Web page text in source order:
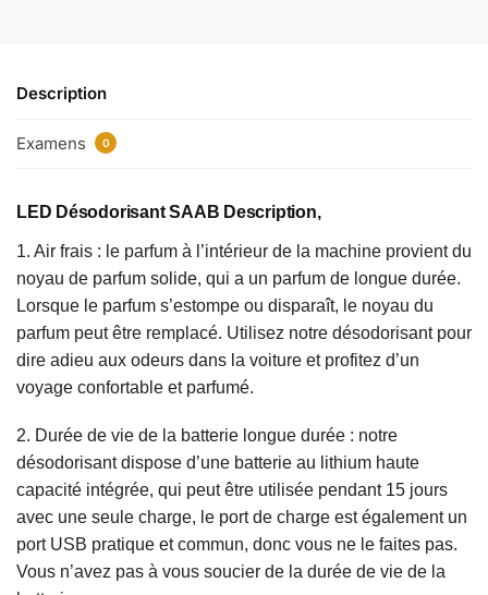
Description
Examens 0
LED Désodorisant SAAB Description,
1. Air frais : le parfum à l’intérieur de la machine provient du
noyau de parfum solide, qui a un parfum de longue durée.
Lorsque le parfum s’estompe ou disparaît, le noyau du
parfum peut être remplacé. Utilisez notre désodorisant pour
dire adieu aux odeurs dans la voiture et profitez d’un
voyage confortable et parfumé.
2. Durée de vie de la batterie longue durée : notre
désodorisant dispose d’une batterie au lithium haute
capacité intégrée, qui peut être utilisée pendant 15 jours
avec une seule charge, le port de charge est également un
port USB pratique et commun, donc vous ne le faites pas.
Vous n’avez pas à vous soucier de la durée de vie de la